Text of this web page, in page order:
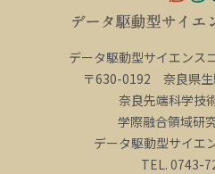
データ駆動型サイエンス
〒630-0192 奈良県生
奈良先端科学技
学際融合領域研
データ駆動型サイエ
TEL. 0743-